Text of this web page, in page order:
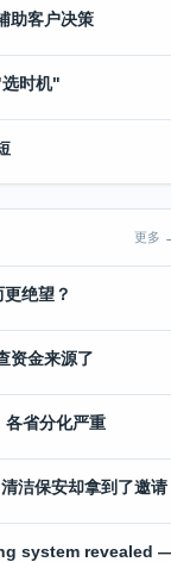
助客户决策
时机"
更多
绝望？
资金来源了
各省分化严重
洁保安却拿到了邀请
system revealed